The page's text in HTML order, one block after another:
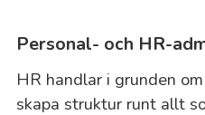
Personal- och HR-
HR handlar i grunden
skapa struktur runt allt